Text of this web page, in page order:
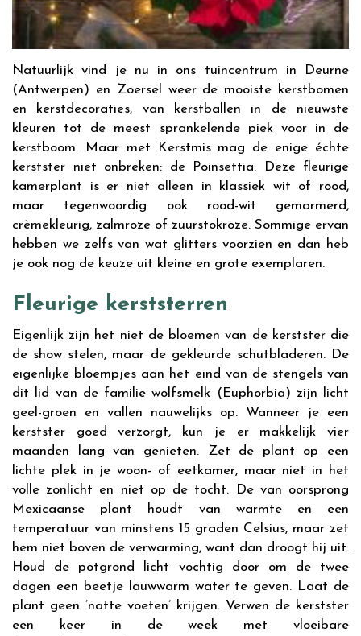
Natuurlijk vind je nu in ons tuincentrum in Deurne
(Antwerpen) en Zoersel weer de mooiste kerstbomen
en kerstdecoraties, van kerstballen in de nieuwste
kleuren tot de meest sprankelende piek voor in de
kerstboom. Maar met Kerstmis mag de enige échte
kerstster niet onbreken: de Poinsettia. Deze fleurige
kamerplant is er niet alleen in klassiek wit of rood,
maar tegenwoordig ook rood-wit gemarmerd,
crèmekleurig, zalmroze of zuurstokroze. Sommige ervan
hebben we zelfs van wat glitters voorzien en dan heb
je ook nog de keuze uit kleine en grote exemplaren.
Fleurige kerststerren
Eigenlijk zijn het niet de bloemen van de kerstster die
de show stelen, maar de gekleurde schutbladeren. De
eigenlijke bloempjes aan het eind van de stengels van
dit lid van de familie wolfsmelk (Euphorbia) zijn licht
geel-groen en vallen nauwelijks op. Wanneer je een
kerstster goed verzorgt, kun je er makkelijk vier
maanden lang van genieten. Zet de plant op een
lichte plek in je woon- of eetkamer, maar niet in het
volle zonlicht en niet op de tocht. De van oorsprong
Mexicaanse plant houdt van warmte en een
temperatuur van minstens 15 graden Celsius, maar zet
hem niet boven de verwarming, want dan droogt hij uit.
Houd de potgrond licht vochtig door om de twee
dagen een beetje lauwwarm water te geven. Laat de
plant geen ‘natte voeten’ krijgen. Verwen de kerstster
een keer in de week met vloeibare